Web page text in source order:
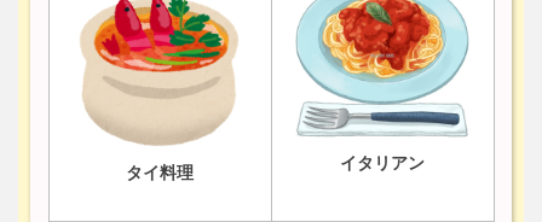
タイ料理
イタリアン